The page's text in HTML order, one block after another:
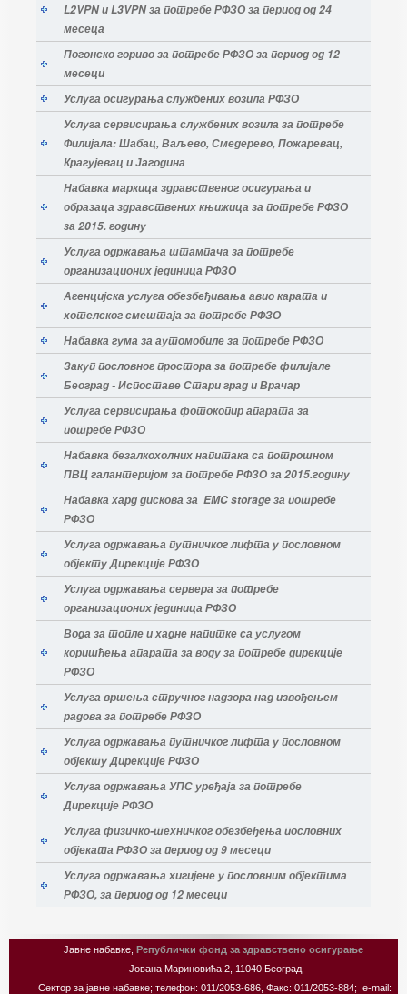
L2VPN и L3VPN за потребе РФЗО за период од 24
месеца
Погонско гориво за потребе РФЗО за период од 12
месеци
Услуга осигурања службених возила РФЗО
Услуга сервисирања службених возила за потребе
Филијала: Шабац, Ваљево, Смедерево, Пожаревац,
Крагујевац и Јагодина
Набавка маркица здравственог осигурања и
образаца здравствених књижица за потребе РФЗО
за 2015. годину
Услуга одржавања штампача за потребе
организационих јединица РФЗО
Агенцијска услуга обезбеђивања авио карата и
хотелског смештаја за потребе РФЗО
Набавка гума за аутомобиле за потребе РФЗО
Закуп пословног простора за потребе филијале
Београд - Испоставе Стари град и Врачар
Услуга сервисирања фотокопир апарата за
потребе РФЗО
Набавка безалкохолних напитака са потрошном
ПВЦ галантеријом за потребе РФЗО за 2015.годину
Набавка хард дискова за EMC storage за потребе
РФЗО
Услуга одржавања путничког лифта у пословном
објекту Дирекције РФЗО
Услуга одржавања сервера за потребе
организационих јединица РФЗО
Вода за топле и хадне напитке са услугом
коришћења апарата за воду за потребе дирекције
РФЗО
Услуга вршења стручног надзора над извођењем
радова за потребе РФЗО
Услуга одржавања путничког лифта у пословном
објекту Дирекције РФЗО
Услуга одржавања УПС уређаја за потребе
Дирекције РФЗО
Услуга физичко-техничког обезбеђења пословних
објеката РФЗО за период од 9 месеци
Услуга одржавања хигијене у пословним објектима
РФЗО, за период од 12 месеци
Јавне набавке, Републички фонд за здравствено осигурање
Јована Мариновића 2, 11040 Београд
Сектор за јавне набавке; телефон: 011/2053-686, Факс: 011/2053-884; e-mail: